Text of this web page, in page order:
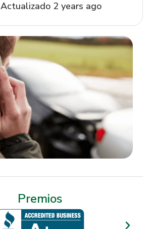
Actualizado 2 years ago
Premios